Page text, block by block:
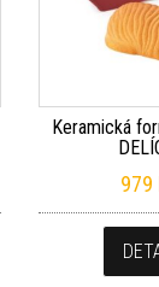
Keramická
979